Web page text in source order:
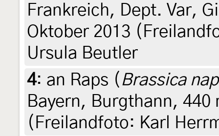
Frankreich, Dept. Var,
Oktober 2013
Ursula Beutler
4: an Raps ( Brassica
Bayern, Burgthann, 440
(Freilandfoto: Karl